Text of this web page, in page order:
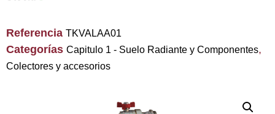
Referencia TKVALAA01
Categorías Capitulo 1 - Suelo Radiante y Componentes,
Colectores y accesorios